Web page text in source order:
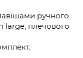
ручного
large, плечового